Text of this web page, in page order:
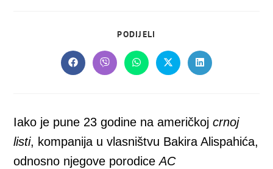
PODIJELI
CONTENT
Opens
in
Opens
in
Opens
in
Opens
in
Opens
in
Iako je pune 23 godine na američkojcrnoj
listi, kompanija u vlasništvu Bakira Alispahića,
odnosno njegove porodiceAC